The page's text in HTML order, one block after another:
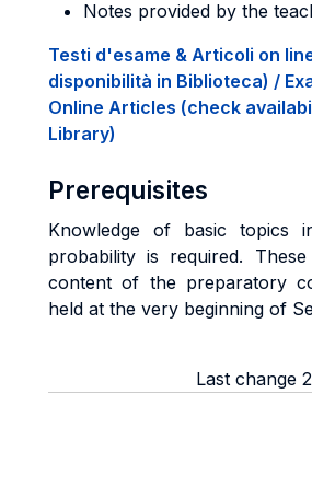
Notes provided by the
Testi d'esame & Articoli on
disponibilità in Biblioteca) /
Online Articles (check
Library)
Prerequisites
Knowledge of basic topics
probability is required.
content of the preparatory
held at the very beginning of
Last change